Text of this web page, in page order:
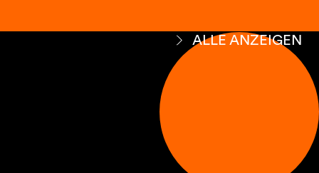
ALLE ANZEIGEN